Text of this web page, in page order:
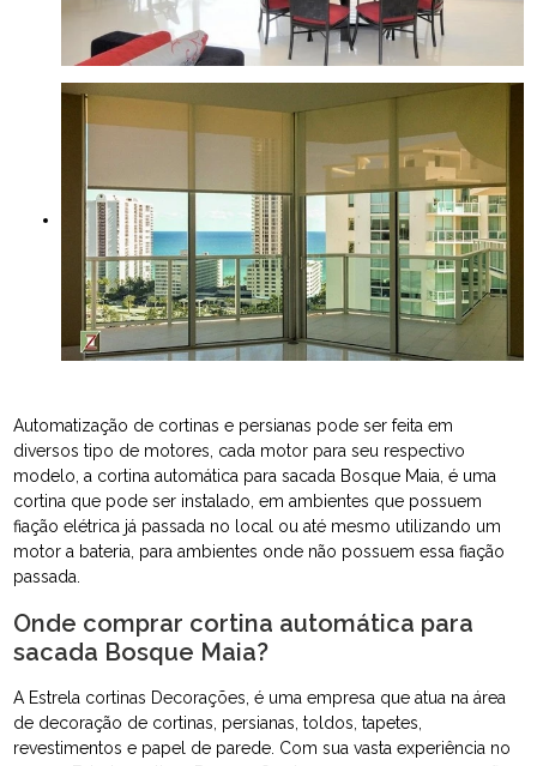
Automatização de cortinas e persianas pode ser feita em
diversos tipo de motores, cada motor para seu respectivo
modelo, a cortina automática para sacada Bosque Maia, é uma
cortina que pode ser instalado, em ambientes que possuem
fiação elétrica já passada no local ou até mesmo utilizando um
motor a bateria, para ambientes onde não possuem essa fiação
passada.
Onde comprar cortina automática para
sacada Bosque Maia?
A Estrela cortinas Decorações, é uma empresa que atua na área
de decoração de cortinas, persianas, toldos, tapetes,
revestimentos e papel de parede. Com sua vasta experiência no